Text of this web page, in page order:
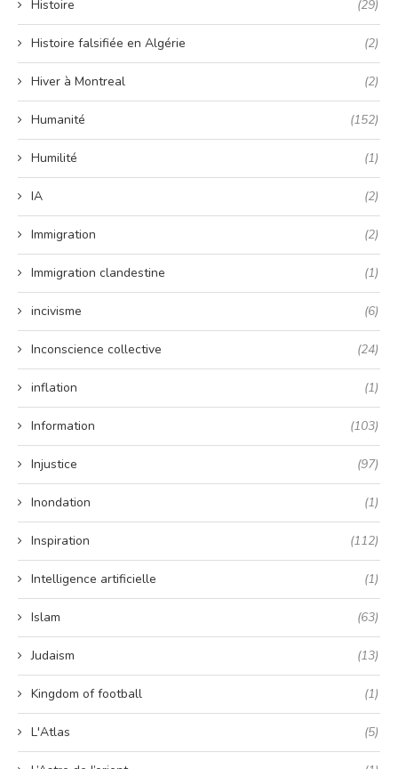
Histoire (29)
Histoire falsifiée en Algérie (2)
Hiver à Montreal (2)
Humanité (152)
Humilité (1)
IA (2)
Immigration (2)
Immigration clandestine (1)
incivisme (6)
Inconscience collective (24)
inflation (1)
Information (103)
Injustice (97)
Inondation (1)
Inspiration (112)
Intelligence artificielle (1)
Islam (63)
Judaism (13)
Kingdom of football (1)
L'Atlas (5)